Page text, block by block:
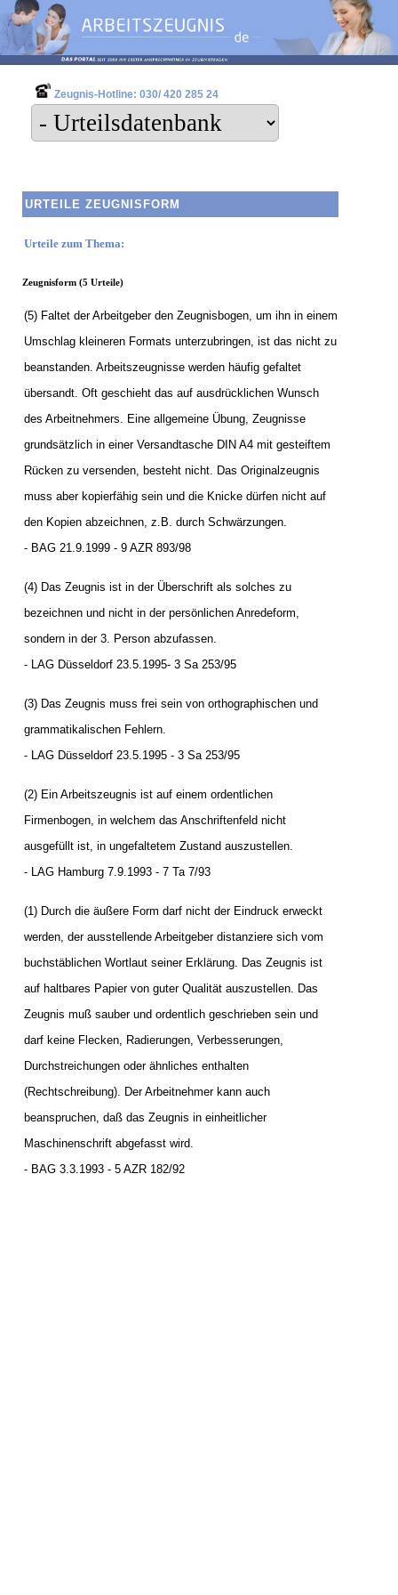
URTEILE ZEUGNISFORM
Urteile zum Thema:
Zeugnisform (5 Urteile)
(5) Faltet der Arbeitgeber den Zeugnisbogen, um ihn in einem
Umschlag kleineren Formats unterzubringen, ist das nicht zu
beanstanden. Arbeitszeugnisse werden häufig gefaltet
übersandt. Oft geschieht das auf ausdrücklichen Wunsch
des Arbeitnehmers. Eine allgemeine Übung, Zeugnisse
grundsätzlich in einer Versandtasche DIN A4 mit gesteiftem
Rücken zu versenden, besteht nicht. Das Originalzeugnis
muss aber kopierfähig sein und die Knicke dürfen nicht auf
den Kopien abzeichnen, z.B. durch Schwärzungen.
- BAG 21.9.1999 - 9 AZR 893/98
(4) Das Zeugnis ist in der Überschrift als solches zu
bezeichnen und nicht in der persönlichen Anredeform,
sondern in der 3. Person abzufassen.
- LAG Düsseldorf 23.5.1995- 3 Sa 253/95
(3) Das Zeugnis muss frei sein von orthographischen und
grammatikalischen Fehlern.
- LAG Düsseldorf 23.5.1995 - 3 Sa 253/95
(2) Ein Arbeitszeugnis ist auf einem ordentlichen
Firmenbogen, in welchem das Anschriftenfeld nicht
ausgefüllt ist, in ungefaltetem Zustand auszustellen.
- LAG Hamburg 7.9.1993 - 7 Ta 7/93
(1) Durch die äußere Form darf nicht der Eindruck erweckt
werden, der ausstellende Arbeitgeber distanziere sich vom
buchstäblichen Wortlaut seiner Erklärung. Das Zeugnis ist
auf haltbares Papier von guter Qualität auszustellen. Das
Zeugnis muß sauber und ordentlich geschrieben sein und
darf keine Flecken, Radierungen, Verbesserungen,
Durchstreichungen oder ähnliches enthalten
(Rechtschreibung). Der Arbeitnehmer kann auch
beanspruchen, daß das Zeugnis in einheitlicher
Maschinenschrift abgefasst wird.
- BAG 3.3.1993 - 5 AZR 182/92
Zeugnis-Hotline: 030/ 420 285 24